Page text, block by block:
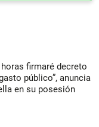
firmaré decreto
público”, anuncia
en su posesión